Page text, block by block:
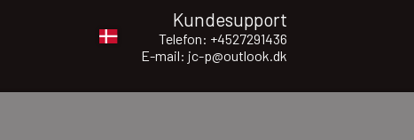
Kundesupport
Telefon: +4527291436
E-mail: jc-p@outlook.dk